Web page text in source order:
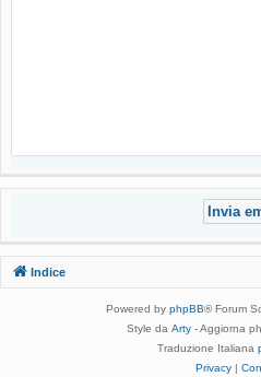
Indice
Powered by phpBB® Forum
Style da Arty - Aggiorna
Traduzione Italiana
Privacy |